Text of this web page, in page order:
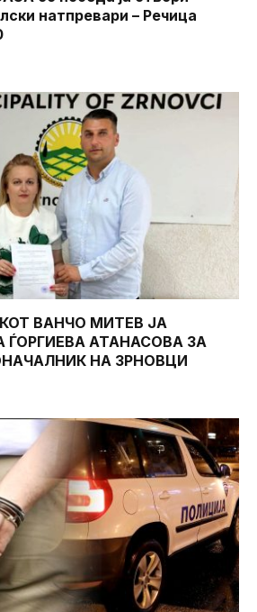
натпревари – Речица
ВАНЧО МИТЕВ ЈА
АТАНАСОВА ЗА
НА ЗРНОВЦИ